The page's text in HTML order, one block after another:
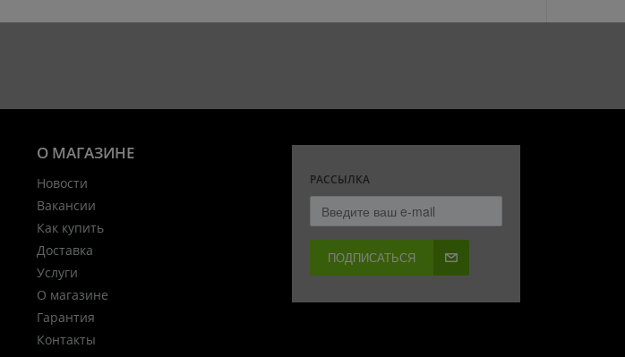
О МАГАЗИНЕ
Новости
Вакансии
Как купить
Доставка
Услуги
О магазине
Гарантия
Контакты
РАССЫЛКА
ПОДПИСАТЬСЯ